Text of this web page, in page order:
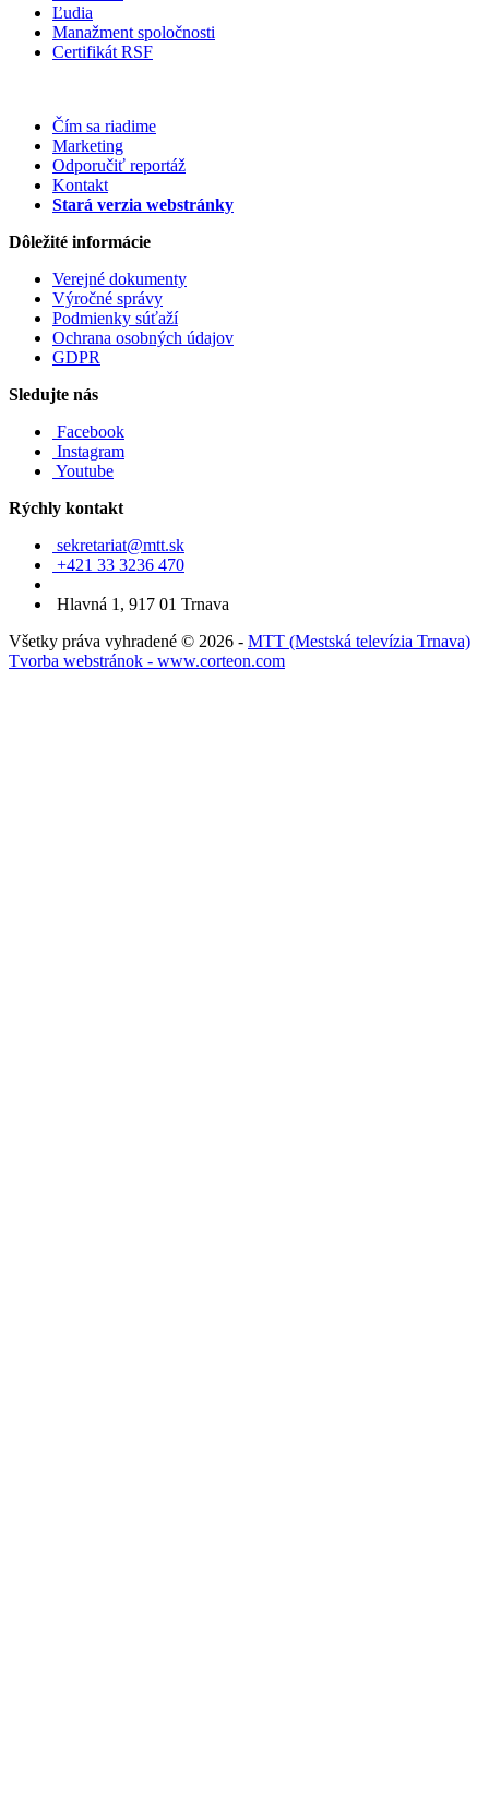
Ľudia
Manažment spoločnosti
Certifikát RSF
Čím sa riadime
Marketing
Odporučiť reportáž
Kontakt
Stará verzia webstránky
Dôležité informácie
Verejné dokumenty
Výročné správy
Podmienky súťaží
Ochrana osobných údajov
GDPR
Sledujte nás
Facebook
Instagram
Youtube
Rýchly kontakt
sekretariat@mtt.sk
+421 33 3236 470
Hlavná 1, 917 01 Trnava
Všetky práva vyhradené © 2026 - MTT (Mestská televízia Trnava)
Tvorba webstránok - www.corteon.com